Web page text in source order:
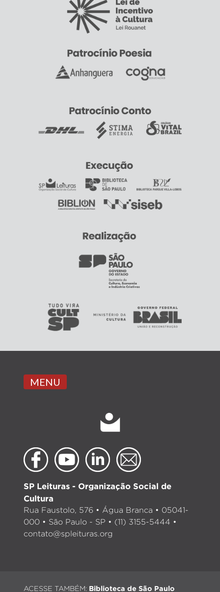
MENU
SP Leituras - Organização Social de
Cultura
Rua Faustolo, 576 • Água Branca • 05041-
000 • São Paulo - SP • (11) 3155-5444 •
contato@spleituras.org
ACESSE TAMBÉM: Biblioteca de São Paulo